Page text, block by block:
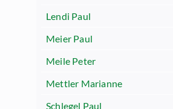
Lendi Paul
Meier Paul
Meile Peter
Mettler Marianne
Schlegel Paul